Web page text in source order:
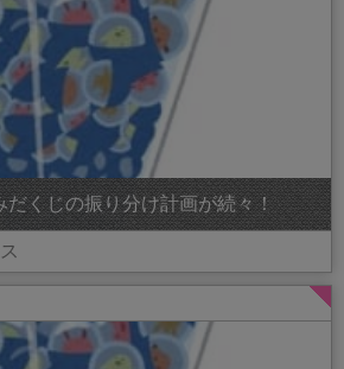
だくじの振り分け計画が続々！